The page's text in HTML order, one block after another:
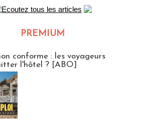
PREMIUM
conforme : les voyageurs
l'hôtel ? [ABO]